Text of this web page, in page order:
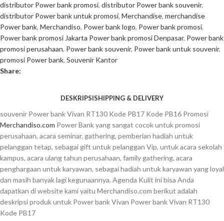
distributor Power bank promosi, distributor Power bank souvenir,
distributor Power bank untuk promosi, Merchandise, merchandise
Power bank, Merchandiso, Power bank logo, Power bank promosi,
Power bank promosi Jakarta Power bank promosi Denpasar, Power bank
promosi perusahaan, Power bank souvenir, Power bank untuk souvenir,
promosi Power bank, Souvenir Kantor
Share:
DESKRIPSISHIPPING & DELIVERY
souvenir Power bank Vivan RT130 Kode PB17 Kode PB16 Promosi
Merchandiso.com Power Bank yang sangat cocok untuk promosi
perusahaan, acara seminar, gathering, pemberian hadiah untuk
pelanggan tetap, sebagai gift untuk pelanggan Vip, untuk acara sekolah
kampus, acara ulang tahun perusahaan, family gathering, acara
penghargaan untuk karyawan, sebagai hadiah untuk karyawan yang loyal
dan masih banyak lagi kegunaannya. Agenda Kulit ini bisa Anda
dapatkan di website kami yaitu Merchandiso.com berikut adalah
deskripsi produk untuk Power bank Vivan Power bank Vivan RT130
Kode PB17